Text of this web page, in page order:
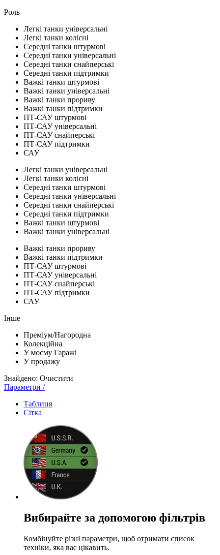
Роль
Легкі танки універсальні
Легкі танки колісні
Середні танки штурмові
Середні танки універсальні
Середні танки снайперські
Середні танки підтримки
Важкі танки штурмові
Важкі танки універсальні
Важкі танки прориву
Важкі танки підтримки
ПТ-САУ штурмові
ПТ-САУ універсальні
ПТ-САУ снайперські
ПТ-САУ підтримки
САУ
Легкі танки універсальні
Легкі танки колісні
Середні танки штурмові
Середні танки універсальні
Середні танки снайперські
Середні танки підтримки
Важкі танки штурмові
Важкі танки універсальні
Важкі танки прориву
Важкі танки підтримки
ПТ-САУ штурмові
ПТ-САУ універсальні
ПТ-САУ снайперські
ПТ-САУ підтримки
САУ
Інше
Преміум/Нагородна
Колекційна
У моєму Гаражі
У продажу
Знайдено: Очистити
Параметри /
Таблиця
Сітка
Вибирайте за допомогою фільтрів
Комбінуйте різні параметри, щоб отримати список
техніки, яка вас цікавить.